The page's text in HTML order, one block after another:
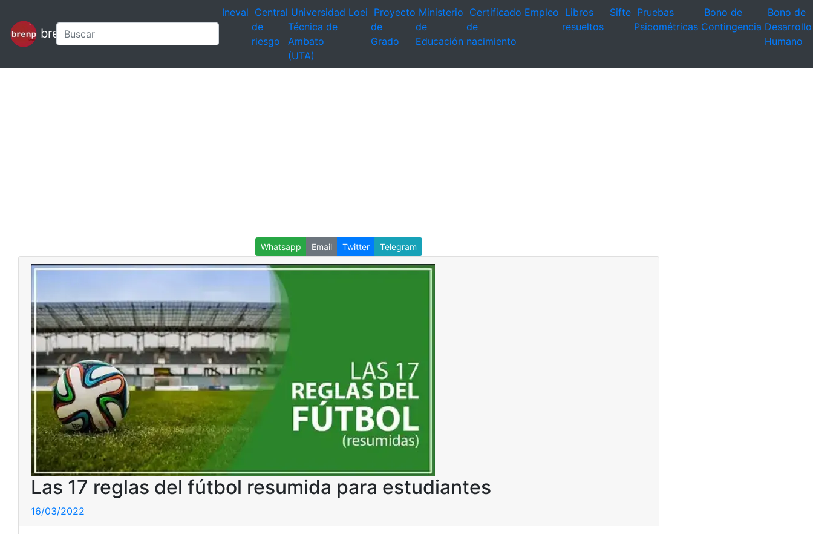
brenp
Ineval Central
de
riesgo
Universidad
Técnica de
Ambato
(UTA)
Loei Proyecto
de
Grado
Ministerio
de
Educación
Certificado
de
nacimiento
Empleo Libros
resueltos
Sifte Pruebas
Psicométricas
Bono de
Contingencia
Bono de
Desarrollo
Humano
Whatsapp Email Twitter Telegram
Las 17 reglas del fútbol resumida para estudiantes
16/03/2022